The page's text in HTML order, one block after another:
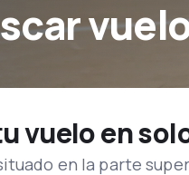
vuelo en
en la parte